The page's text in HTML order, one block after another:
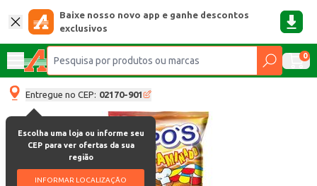
Baixe nosso novo app e ganhe descontos
exclusivos
0
Entregue no CEP: 02170-901
Escolha uma loja ou informe seu
CEP para ver ofertas da sua
região
INFORMAR LOCALIZAÇÃO